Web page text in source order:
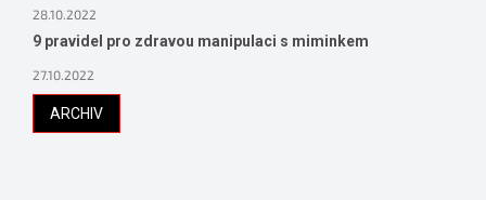
28.10.2022
9 pravidel pro zdravou manipulaci s miminkem
27.10.2022
ARCHIV